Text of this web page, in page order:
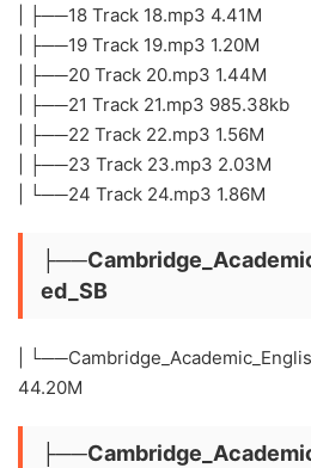
| ├──18 Track 18.mp3 4.41M
| ├──19 Track 19.mp3 1.20M
| ├──20 Track 20.mp3 1.44M
| ├──21 Track 21.mp3 985.38kb
| ├──22 Track 22.mp3 1.56M
| ├──23 Track 23.mp3 2.03M
| └──24 Track 24.mp3 1.86M
ed_SB
|
44.20M